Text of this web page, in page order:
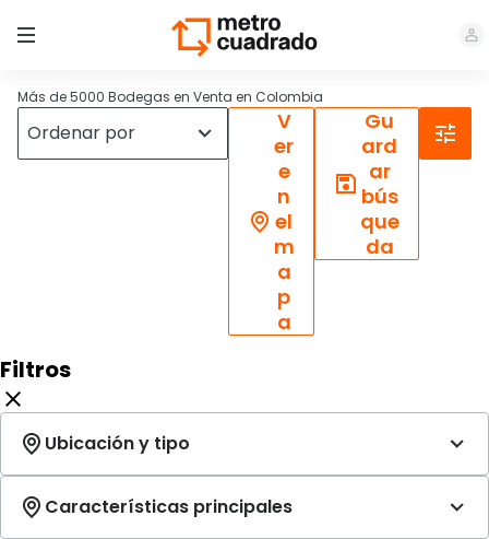
Más de 5000 Bodegas en Venta en Colombia
V
er
e
n
el
m
a
p
a
Gu
ard
ar
bús
que
da
Filtros